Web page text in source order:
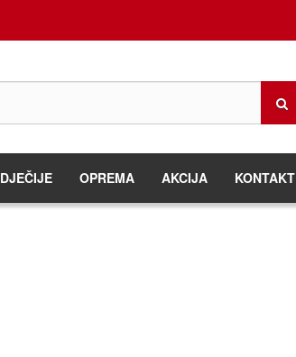
DJEČIJE OPREMA AKCIJA KONTAKT